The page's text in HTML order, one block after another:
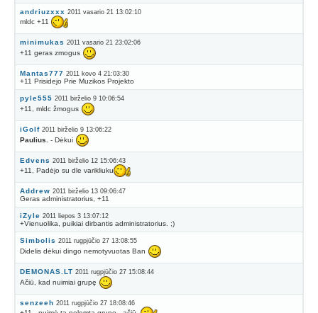
andriuzxxx 2011 vasario 21 13:02:10
mldc +11
minimukas 2011 vasario 21 23:02:06
+11 geras zmogus
Mantas777 2011 kovo 4 21:03:30
+11 Prisidejo Prie Muzikos Projekto
pyle555 2011 birželio 9 10:06:54
+11, mldc žmogus
iGolf 2011 birželio 9 13:06:22
Paulius. - Dėkui
Edvens 2011 birželio 12 15:06:43
+11, Padėjo su dle varikliuku
Addrew 2011 birželio 13 09:06:47
Geras administratorius, +11
iZyle 2011 liepos 3 13:07:12
+Vienuolika, puikiai dirbantis administratorius. ;)
Simbolis 2011 rugpjūčio 27 13:08:55
Didelis dėkui dingo nemotyvuotas Ban
DEMONAS.LT 2011 rugpjūčio 27 15:08:44
Ačiū, kad nuimiai grupę
senzeeh 2011 rugpjūčio 27 18:08:46